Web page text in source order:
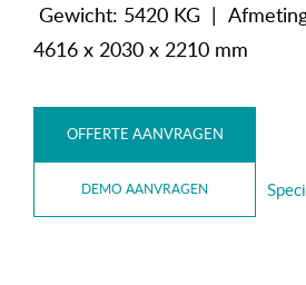
Gewicht: 5420 KG |
4616 x 2030 x 2210 mm
OFFERTE AANVRAGEN
DEMO AANVRAGEN